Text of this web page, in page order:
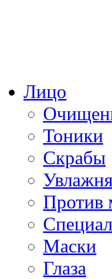
Лицо
Тоники
Скрабы
Против
Маски
Глаза